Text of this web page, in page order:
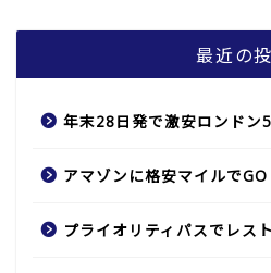
最近の
年末28日発で激安ロンドン
アマゾンに格安マイルでGO
プライオリティパスでレス